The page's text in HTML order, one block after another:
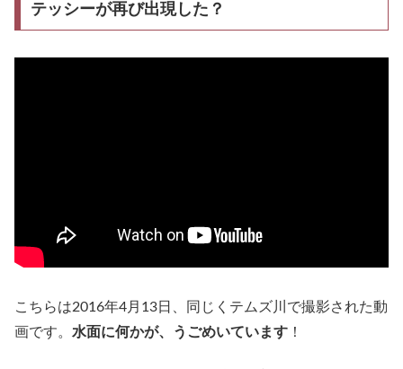
テッシーが再び出現した？
こちらは2016年4月13日、同じくテムズ川で撮影された動
画です。 水面に何かが、うごめいています ！